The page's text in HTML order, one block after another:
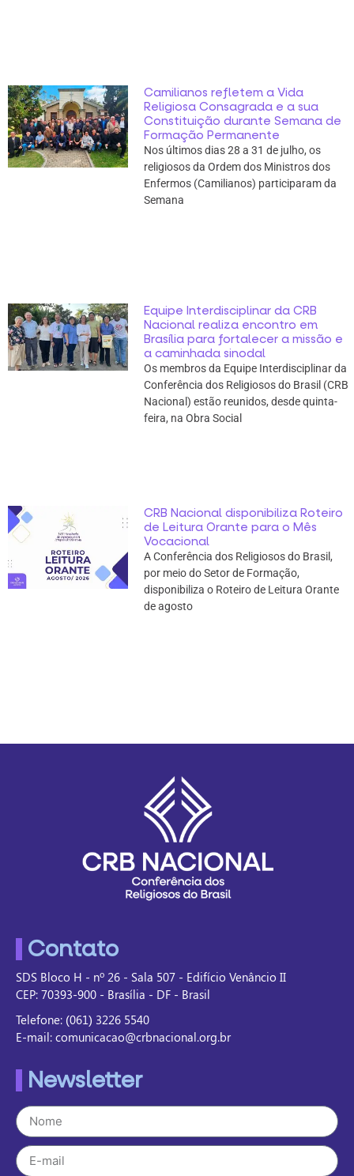
Camilianos refletem a Vida
Religiosa Consagrada e a sua
Constituição durante Semana de
Formação Permanente
Nos últimos dias 28 a 31 de julho, os
religiosos da Ordem dos Ministros dos
Enfermos (Camilianos) participaram da
Semana
Equipe Interdisciplinar da CRB
Nacional realiza encontro em
Brasília para fortalecer a missão e
a caminhada sinodal
Os membros da Equipe Interdisciplinar da
Conferência dos Religiosos do Brasil (CRB
Nacional) estão reunidos, desde quinta-
feira, na Obra Social
CRB Nacional disponibiliza Roteiro
de Leitura Orante para o Mês
Vocacional
A Conferência dos Religiosos do Brasil,
por meio do Setor de Formação,
disponibiliza o Roteiro de Leitura Orante
de agosto
Contato
SDS Bloco H - nº 26 - Sala 507 - Edifício Venâncio II
CEP: 70393-900 - Brasília - DF - Brasil
Telefone: (061) 3226 5540
E-mail: comunicacao@crbnacional.org.br
Newsletter